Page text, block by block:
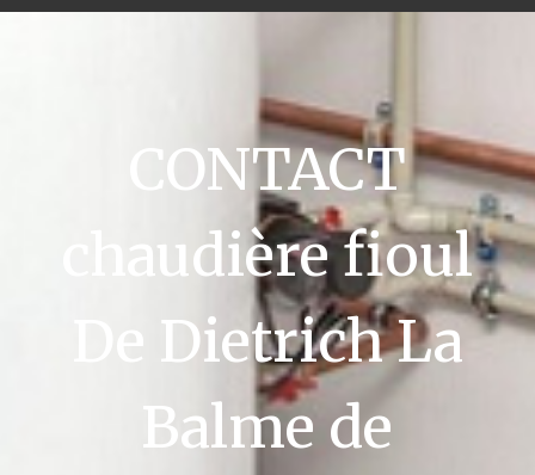
CONTACT
chaudière fioul
De Dietrich La
Balme de